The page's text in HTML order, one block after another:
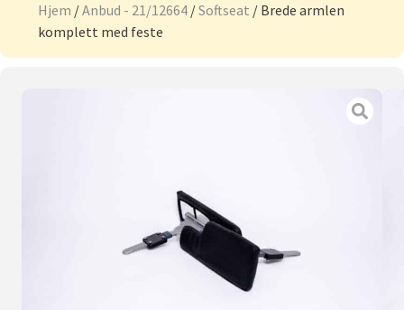
Hjem /Anbud - 21/12664 /Softseat / Brede armlen
komplett med feste